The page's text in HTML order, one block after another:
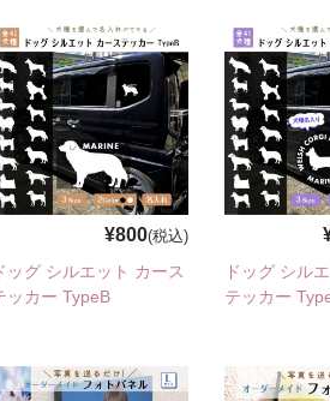
¥800(税込)
ッグ シルエット カース
ッカー TypeB
ドッグ シル
テッカー